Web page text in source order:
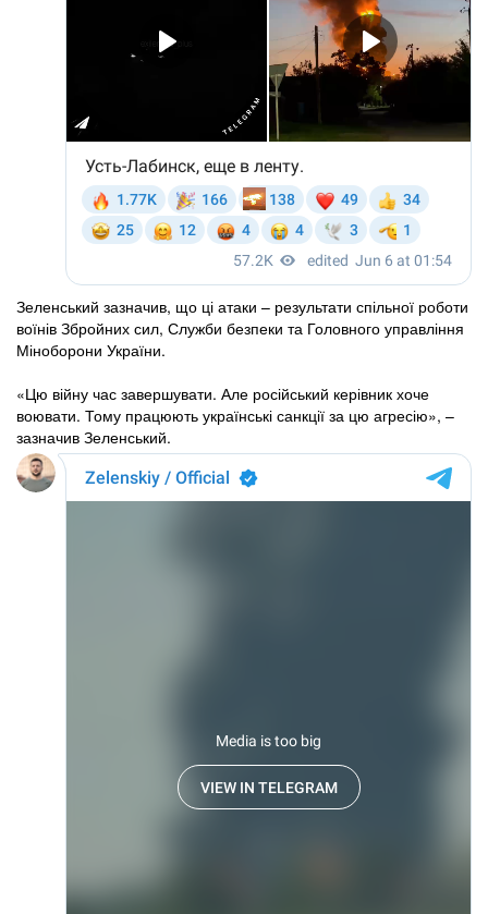
Зеленський зазначив, що ці атаки – результати спільної роботи
воїнів Збройних сил, Служби безпеки та Головного управління
Міноборони України.
«Цю війну час завершувати. Але російський керівник хоче
воювати. Тому працюють українські санкції за цю агресію», –
зазначив Зеленський.